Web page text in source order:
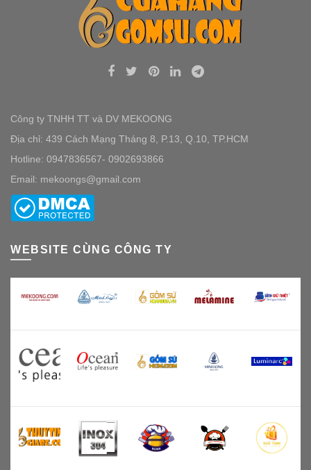
Công ty TNHH TT và DV MEKOONG
Địa chỉ: 439 Cách Mạng Tháng 8, P.13, Q.10, TP.HCM
Hotline: 0947836567- 0902693866
Email: mekoongs@gmail.com
WEBSITE CÙNG CÔNG TY